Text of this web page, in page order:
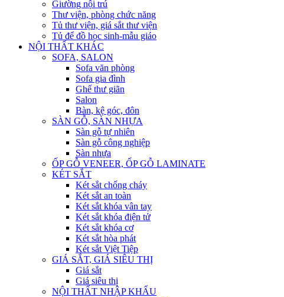
Giường nội trú
Thư viện, phòng chức năng
Tủ thư viện, giá sắt thư viện
Tủ để đồ học sinh-mẫu giáo
NỘI THẤT KHÁC
SOFA, SALON
Sofa văn phòng
Sofa gia đình
Ghế thư giãn
Salon
Bàn, kệ góc, đôn
SÀN GỖ, SÀN NHỰA
Sàn gỗ tự nhiên
Sàn gỗ công nghiệp
Sàn nhựa
ỐP GỖ VENEER, ỐP GỖ LAMINATE
KÉT SẮT
Két sắt chống cháy
Két sắt an toàn
Két sắt khóa vân tay
Két sắt khóa điện tử
Két sắt khóa cơ
Két sắt hòa phát
Két sắt Việt Tiệp
GIÁ SẮT, GIÁ SIÊU THỊ
Giá sắt
Giá siêu thị
NỘI THẤT NHẬP KHẨU